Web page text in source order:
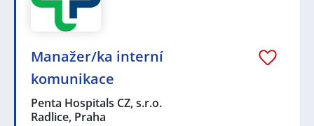
Manažer/ka interní
komunikace
Penta Hospitals CZ, s.r.o.
Radlice, Praha